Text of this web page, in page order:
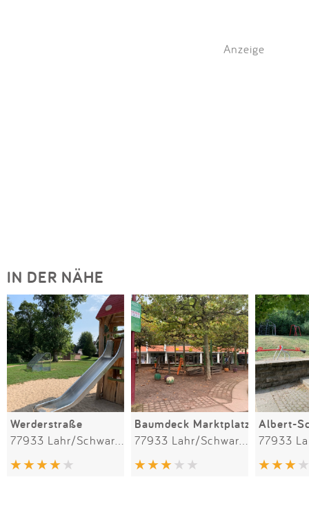
Anzeige
IN DER NÄHE
Werderstraße Baumdeck Marktplatz